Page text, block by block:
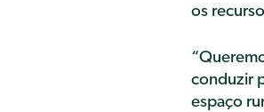
os
conduzir
espaço